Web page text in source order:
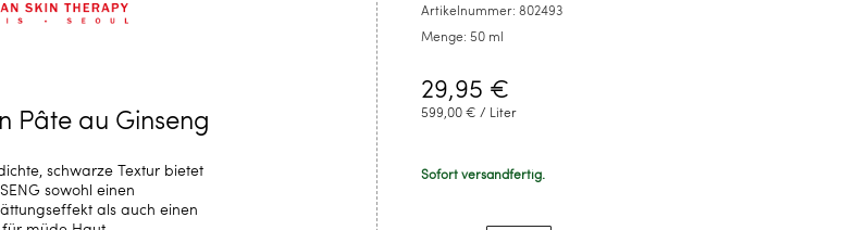
Pâte au Ginseng
schwarze Textur bietet
sowohl einen
als auch einen
Artikelnummer: 802493
Menge: 50 ml
29,95 €
599,00 € / Liter
Sofort versandfertig.